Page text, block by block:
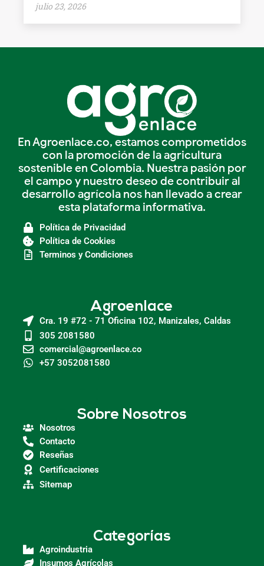
julio 23, 2026
En Agroenlace.co, estamos comprometidos
con la promoción de la agricultura
sostenible en Colombia. Nuestra pasión por
el campo y nuestro deseo de contribuir al
desarrollo agrícola nos han llevado a crear
esta plataforma informativa.
Política de Privacidad
Política de Cookies
Terminos y Condiciones
Agroenlace
Cra. 19 #72 - 71 Oficina 102, Manizales, Caldas
305 2081580
comercial@agroenlace.co
+57 3052081580
Sobre Nosotros
Nosotros
Contacto
Reseñas
Certificaciones
Sitemap
Categorías
Agroindustria
Insumos Agrícolas